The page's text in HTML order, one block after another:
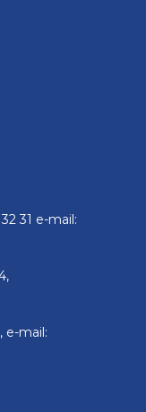
31 e-mail:
e-mail: